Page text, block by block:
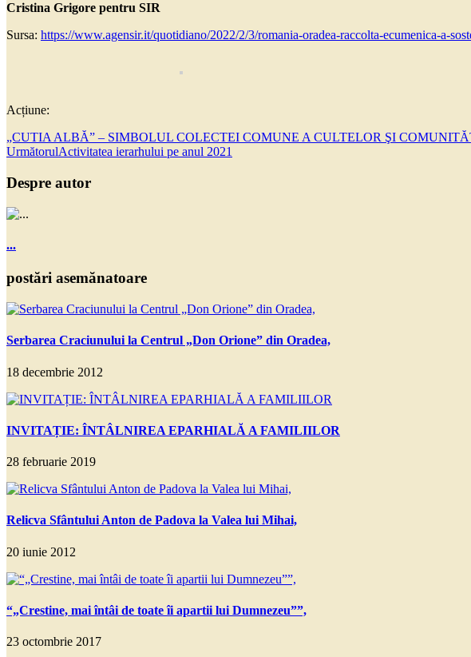
Cristina Grigore pentru SIR
Sursa: https://www.agensir.it/quotidiano/2022/2/3/romania-oradea-raccolta-ecumenica-a-
Acțiune:
„CUTIA ALBĂ” – SIMBOLUL COLECTEI COMUNE A CULTELOR ŞI
UrmătorulActivitatea ierarhului pe anul 2021
Despre autor
...
postări asemănatoare
Serbarea Craciunului la Centrul „Don Orione” din Oradea,
18 decembrie 2012
INVITAȚIE: ÎNTÂLNIREA EPARHIALĂ A FAMILIILOR
28 februarie 2019
Relicva Sfântului Anton de Padova la Valea lui Mihai,
20 iunie 2012
“„Crestine, mai întâi de toate îi apartii lui Dumnezeu””,
23 octombrie 2017